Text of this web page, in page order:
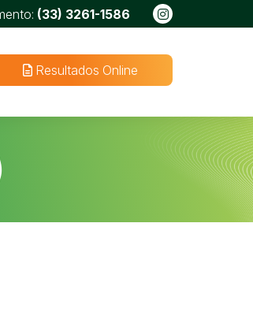
(33) 3261-1586
Resultados Online